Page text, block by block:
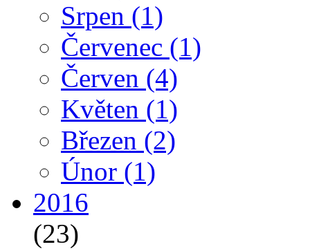
Srpen (1)
Červenec (1)
Červen (4)
Květen (1)
Březen (2)
Únor (1)
2016
(23)